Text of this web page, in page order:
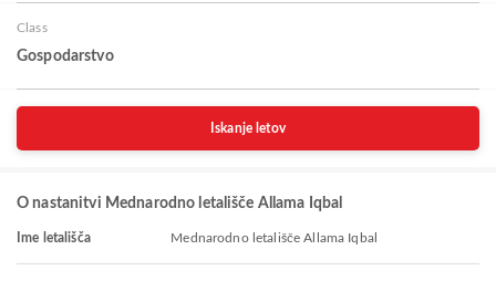
Class
Gospodarstvo
Iskanje letov
O nastanitvi Mednarodno letališče Allama Iqbal
Ime letališča Mednarodno letališče Allama Iqbal